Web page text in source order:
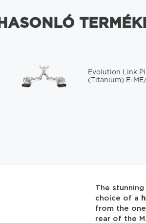
HASONLÓ
Evolution Link
(Titanium) E-
The stunning
choice of a
from the
rear of the